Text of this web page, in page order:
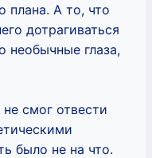
плана. А то, что
дотрагиваться
необычные глаза,
смог отвести
было не на что.